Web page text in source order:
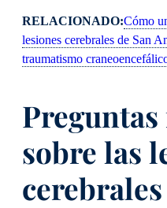
RELACIONADO:Cómo
lesiones cerebrales de San
traumatismo
sobre las